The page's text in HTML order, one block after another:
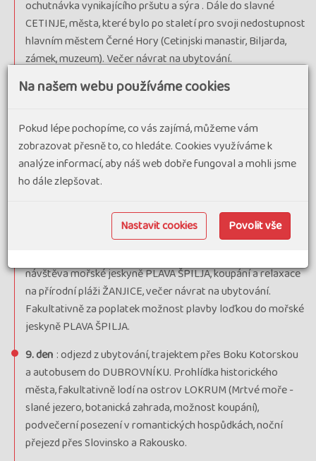
ochutnávka vynikajícího pršutu a sýra . Dále do slavné
CETINJE, města, které bylo po staletí pro svoji nedostupnost
hlavním městem Černé Hory (Cetinjski manastir, Biljarda,
zámek, muzeum). Večer návrat na ubytování.
7. den : celodenní výlet do orientálně laděné ULCINJI. Cestou
ubytování.
8. den : výlet do malebného mořského zálivu BOKA
KOTORSKÁ, zastávka v centru této oblasti, ve starobylém
městě KOTOR - UNESCO (hradby, katedrála sv. Trifuna),
slavného města námořníků PERASTU, návštěva poutního
kostela - muzea na ostrůvku GOSPA OD ŠKRPJELA, plavba
návštěva mořské jeskyně PLAVA ŠPILJA, koupání a relaxace
na přírodní pláži ŽANJICE, večer návrat na ubytování.
Fakultativně za poplatek možnost plavby loďkou do mořské
jeskyně PLAVA ŠPILJA.
9. den : odjezd z ubytování, trajektem přes Boku Kotorskou
a autobusem do DUBROVNÍKU. Prohlídka historického
města, fakultativně lodí na ostrov LOKRUM (Mrtvé moře -
slané jezero, botanická zahrada, možnost koupání),
podvečerní posezení v romantických hospůdkách, noční
přejezd přes Slovinsko a Rakousko.
Na našem webu používáme cookies
Pokud lépe pochopíme, co vás zajímá, můžeme vám
zobrazovat přesně to, co hledáte. Cookies využíváme k
analýze informací, aby náš web dobře fungoval a mohli jsme
ho dále zlepšovat.
Nastavit cookies Povolit vše